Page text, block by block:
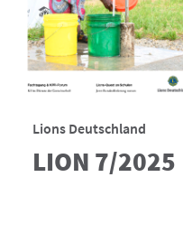
Lions Deutschland
LION 7/2025